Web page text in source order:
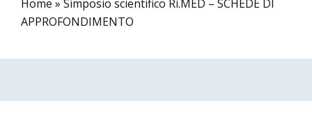
Home » Simposio scientifico Ri.MED – SCHEDE DI
APPROFONDIMENTO